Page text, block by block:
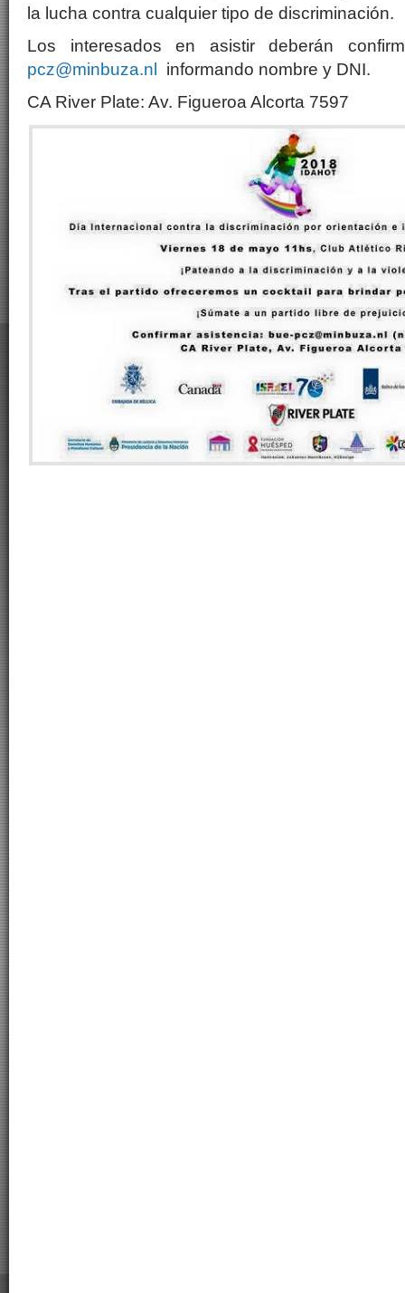
la lucha contra cualquier tipo de discriminación.
Los interesados en asistir deberán
pcz@minbuza.nl
informando nombre y DNI.
CA River Plate: Av. Figueroa Alcorta 7597